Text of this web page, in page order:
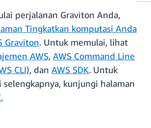
perjalanan Graviton Anda,
Tingkatkan komputasi Anda
Graviton. Untuk memulai, lihat
AWS, AWS Command Line
CLI), dan AWS SDK. Untuk
selengkapnya, kunjungi halaman